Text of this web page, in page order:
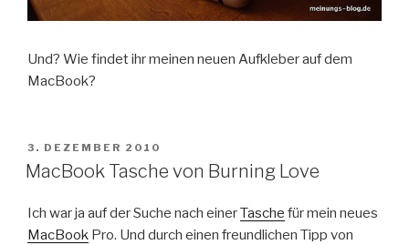
Und? Wie findet ihr meinen neuen Aufkleber auf dem
MacBook?
VERÖFFENTLICHT
AM
3. DEZEMBER 2010
MacBook Tasche von Burning Love
Ich war ja auf der Suche nach einerTasche für mein neues
MacBook Pro. Und durch einen freundlichen Tipp von